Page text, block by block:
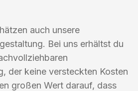
auch unsere
Bei uns erhältst du
der keine versteckten Kosten
großen Wert darauf, dass